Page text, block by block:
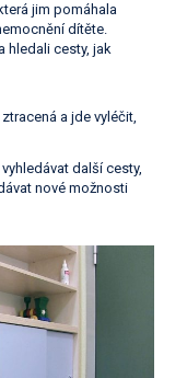
jim pomáhala
dítěte.
hledali cesty, jak
a jde vyléčit,
další cesty,
nové možnosti